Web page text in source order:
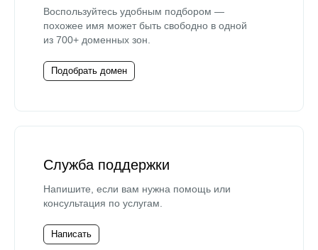
Воспользуйтесь удобным подбором —
похожее имя может быть свободно в одной
из 700+ доменных зон.
Подобрать домен
Служба поддержки
Напишите, если вам нужна помощь или
консультация по услугам.
Написать